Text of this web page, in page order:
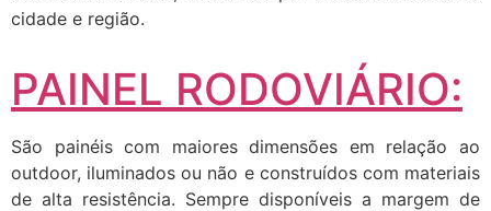
cidade e região.
PAINEL RODOVIÁRIO:
São painéis com maiores dimensões em relação ao
outdoor, iluminados ou não e construídos com materiais
de alta resistência. Sempre disponíveis a margem de